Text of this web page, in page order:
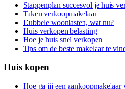
Stappenplan succesvol je huis
Taken verkoopmakelaar
Dubbele woonlasten, wat nu?
Huis verkopen belasting
Hoe je huis snel verkopen
Tips om de beste makelaar te
Huis kopen
Hoe ga jij een aankoopmakelaar